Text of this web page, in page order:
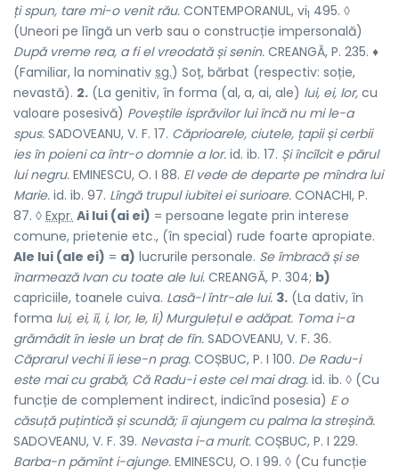
ți spun, tare mi-o venit rău. CONTEMPORANUL, vi1 495. ◊
(Uneori pe lîngă un verb sau o construcție impersonală)
După vreme rea, a fi el vreodată și senin. CREANGĂ, P. 235. ♦
(Familiar, la nominativ sg.) Soț, bărbat (respectiv: soție,
nevastă). 2. (La genitiv, în forma (al, a, ai, ale) lui, ei, lor, cu
valoare posesivă) Poveștile isprăvilor lui încă nu mi le-a
spus. SADOVEANU, V. F. 17. Căprioarele, ciutele, țapii și cerbii
ies în poieni ca într-o domnie a lor. id. ib. 17. Și încîlcit e părul
lui negru. EMINESCU, O. I 88. El vede de departe pe mîndra lui
Marie. id. ib. 97. Lîngă trupul iubitei ei surioare. CONACHI, P.
87. ◊ Expr. Ai lui (ai ei) = persoane legate prin interese
comune, prietenie etc., (în special) rude foarte apropiate.
Ale lui (ale ei) = a) lucrurile personale. Se îmbracă și se
înarmează Ivan cu toate ale lui. CREANGĂ, P. 304; b)
capriciile, toanele cuiva. Lasă-l într-ale lui. 3. (La dativ, în
forma lui, ei, îi, i, lor, le, li) Murgulețul e adăpat. Toma i-a
grămădit în iesle un braț de fîn. SADOVEANU, V. F. 36.
Căprarul vechi îi iese-n prag. COȘBUC, P. I 100. De Radu-i
este mai cu grabă, Că Radu-i este cel mai drag. id. ib. ◊ (Cu
funcție de complement indirect, indicînd posesia) E o
căsuță puțintică și scundă; îi ajungem cu palma la streșină.
SADOVEANU, V. F. 39. Nevasta i-a murit. COȘBUC, P. I 229.
Barba-n pămînt i-ajunge. EMINESCU, O. I 99. ◊ (Cu funcție